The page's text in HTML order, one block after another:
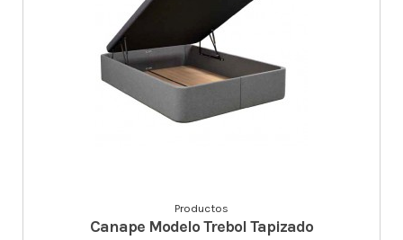
Productos
Canape Modelo Trebol Tapizado